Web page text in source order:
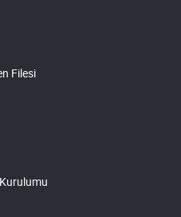
Filesi